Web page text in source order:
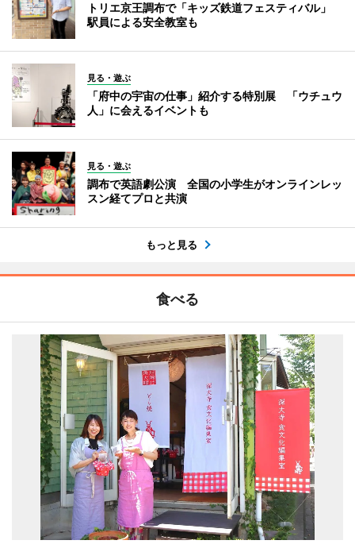
トリエ京王調布で「キッズ鉄道フェスティバル」
駅員による安全教室も
見る・遊ぶ
「府中の宇宙の仕事」紹介する特別展 「ウチュウ
人」に会えるイベントも
見る・遊ぶ
調布で英語劇公演 全国の小学生がオンラインレッ
スン経てプロと共演
もっと見る
食べる